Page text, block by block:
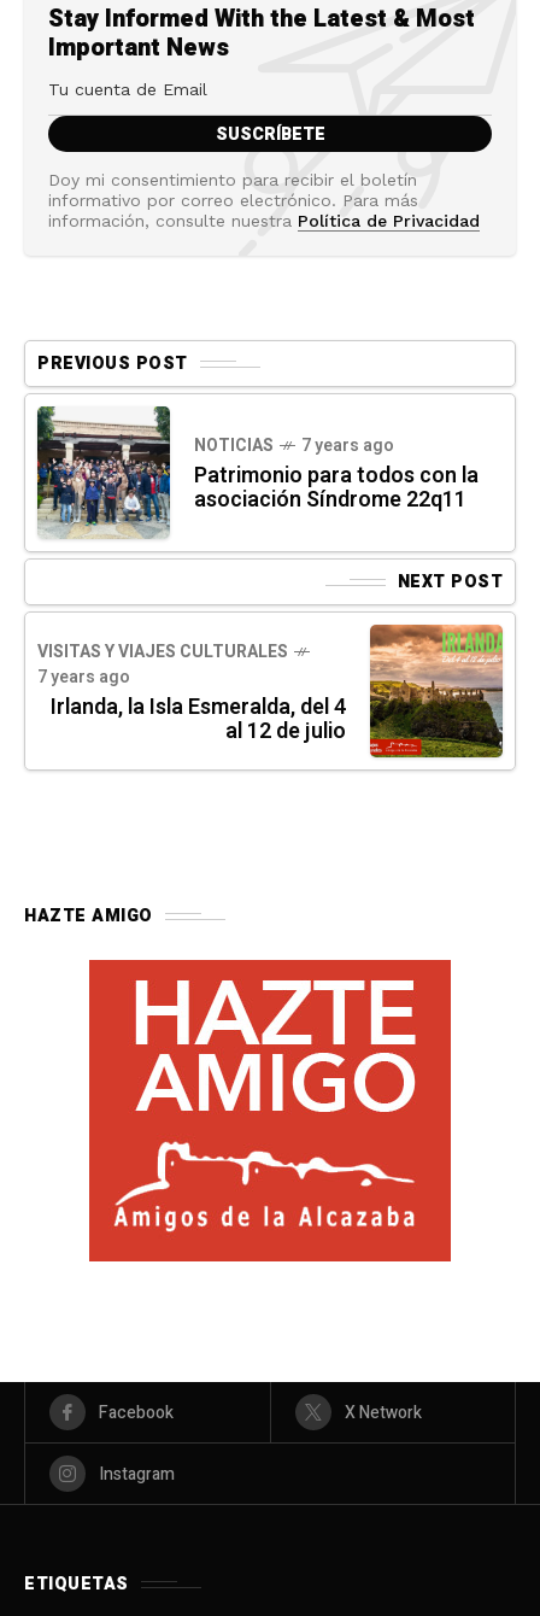
Stay Informed With the Latest & Most
Important News
Doy mi consentimiento para recibir el boletín
informativo por correo electrónico. Para más
información, consulte nuestra Política de Privacidad
PREVIOUS POST
NOTICIAS 7 years ago
Patrimonio para todos con la
asociación Síndrome 22q11
NEXT POST
VISITAS Y VIAJES CULTURALES
7 years ago
Irlanda, la Isla Esmeralda, del 4
al 12 de julio
HAZTE AMIGO
Facebook X Network
Instagram
ETIQUETAS